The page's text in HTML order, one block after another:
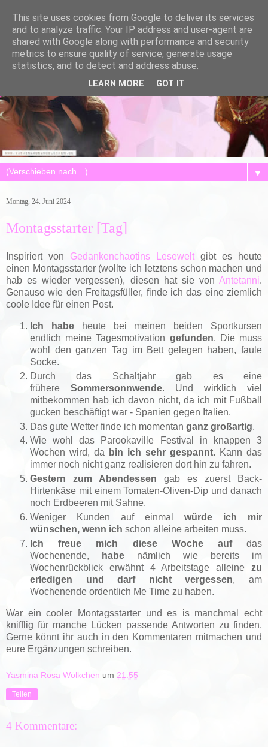
▼
Montag, 24. Juni 2024
Montagsstarter [Tag]
Inspiriert von Gedankenchaotins Lesewelt gibt es heute
einen Montagsstarter (wollte ich letztens schon machen und
hab es wieder vergessen), diesen hat sie von Antetanni.
Genauso wie den Freitagsfüller, finde ich das eine ziemlich
coole Idee für einen Post.
Ich habeheute bei meinen beiden Sportkursen
endlich meine Tagesmotivation gefunden. Die muss
wohl den ganzen Tag im Bett gelegen haben, faule
Socke.
Durch das Schaltjahr gab es eine
frühere Sommersonnwende. Und wirklich viel
mitbekommen hab ich davon nicht, da ich mit Fußball
gucken beschäftigt war - Spanien gegen Italien.
Das gute Wetter finde ich momentan ganz großartig.
Wie wohl das Parookaville Festival in knappen 3
Wochen wird, da bin ich sehr gespannt. Kann das
immer noch nicht ganz realisieren dort hin zu fahren.
Gestern zum Abendessen gab es zuerst Back-
Hirtenkäse mit einem Tomaten-Oliven-Dip und danach
noch Erdbeeren mit Sahne.
Weniger Kunden auf einmal würde ich mir
wünschen, wenn ich schon alleine arbeiten muss.
Ich freue mich diese Woche aufdas
Wochenende,
habe nämlich wie bereits im
Wochenrückblick erwähnt 4 Arbeitstage alleine zu
erledigen und darf nicht vergessen, am
Wochenende ordentlich Me Time zu haben.
War ein cooler Montagsstarter und es is manchmal echt
knifflig für manche Lücken passende Antworten zu finden.
Gerne könnt ihr auch in den Kommentaren mitmachen und
eure Ergänzungen schreiben.
Yasmina Rosa Wölkchen um 21:55
Teilen
4 Kommentare:
This site uses cookies from Google to deliver its services
and to analyze traffic. Your IP address and user-agent are
shared with Google along with performance and security
metrics to ensure quality of service, generate usage
statistics, and to detect and address abuse.
LEARN MORE GOT IT